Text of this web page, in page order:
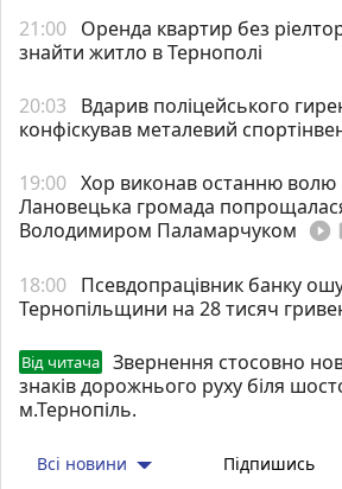
21:00 Оренда квартир без
знайти житло в Тернополі
20:03
Вдарив поліцейського
конфіскував металевий
19:00 Хор виконав останню волю
Лановецька громада
Володимиром Паламарчуком play_circle_filled
18:00 Псевдопрацівник банку
Тернопільщини на 28 тисяч
Від читача
Звернення стосовно
знаків дорожнього руху біля
м.Тернопіль.
Всі новини Підпишись